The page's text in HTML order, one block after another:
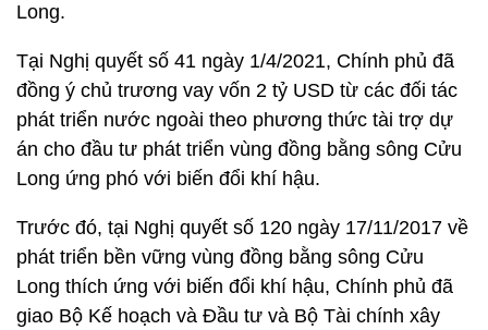
Long.
Tại Nghị quyết số 41 ngày 1/4/2021, Chính phủ đã
đồng ý chủ trương vay vốn 2 tỷ USD từ các đối tác
phát triển nước ngoài theo phương thức tài trợ dự
án cho đầu tư phát triển vùng đồng bằng sông Cửu
Long ứng phó với biến đổi khí hậu.
Trước đó, tại Nghị quyết số 120 ngày 17/11/2017 về
phát triển bền vững vùng đồng bằng sông Cửu
Long thích ứng với biến đổi khí hậu, Chính phủ đã
giao Bộ Kế hoạch và Đầu tư và Bộ Tài chính xây